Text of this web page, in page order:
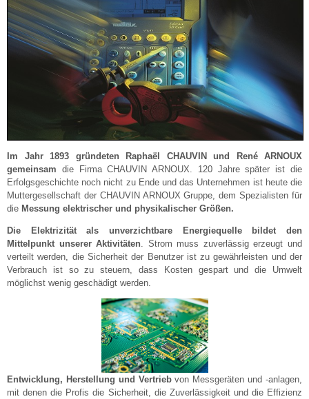
Im Jahr 1893 gründeten Raphaël CHAUVIN und René ARNOUX
gemeinsam die Firma CHAUVIN ARNOUX. 120 Jahre später ist die
Erfolgsgeschichte noch nicht zu Ende und das Unternehmen ist heute die
Muttergesellschaft der CHAUVIN ARNOUX Gruppe, dem Spezialisten für
die Messung elektrischer und physikalischer Größen.
Die Elektrizität als unverzichtbare Energiequelle bildet den
Mittelpunkt unserer Aktivitäten . Strom muss zuverlässig erzeugt und
verteilt werden, die Sicherheit der Benutzer ist zu gewährleisten und der
Verbrauch ist so zu steuern, dass Kosten gespart und die Umwelt
möglichst wenig geschädigt werden.
Entwicklung, Herstellung und Vertriebvon Messgeräten und -anlagen,
mit denen die Profis die Sicherheit, die Zuverlässigkeit und die Effizienz